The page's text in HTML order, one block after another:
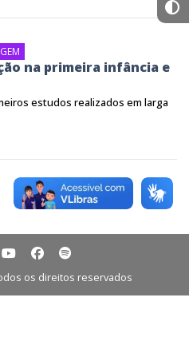
na primeira infância e
estudos realizados em larga
os direitos reservados